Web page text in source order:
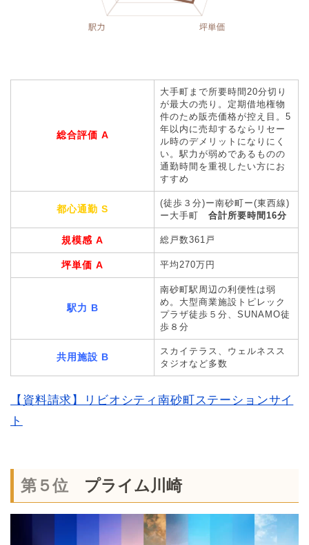
総合評価 A
大手町まで所要時間20分切り
が最大の売り。定期借地権物
件のため販売価格が控え目。5
年以内に売却するならリセー
ル時のデメリットになりにく
い。駅力が弱めであるものの
通勤時間を重視したい方にお
すすめ
都心通勤 S
(徒歩３分)ー南砂町ー(東西線)
ー大手町 合計所要時間16分
規模感 A 総戸数361戸
坪単価 A 平均270万円
駅力 B
南砂町駅周辺の利便性は弱
め。大型商業施設トピレック
プラザ徒歩５分、SUNAMO徒
歩８分
共用施設 B
スカイテラス、ウェルネスス
タジオなど多数
【資料請求】リビオシティ南砂町ステーションサイ
ト
第５位 プライム川崎